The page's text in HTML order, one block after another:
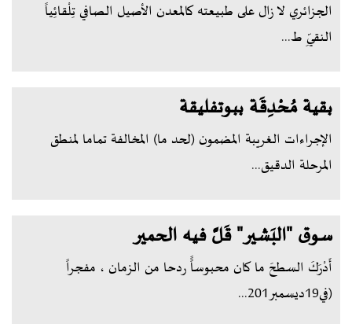
الجزائري لا زال على طبيعته كالمعدن الأصيل الصافي تِلْقائِياً
النقيِّ ط...
بقية مُحْدِقَة ببوتفليقة
الإجراءات الغريبة المضمون (لحد ما) المخالفة تماما لمنطق
المرحلة الدقيق...
سوق "البَشير" قَلَّ فيه الحمير
أَدْرَكَ السطحَ ما كان محبوساًً ردحا من الزمان ، مفجراً
(في19ديسمبر201...